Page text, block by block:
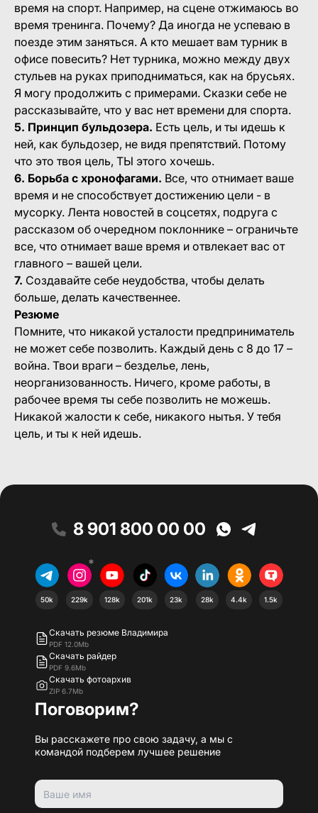
время на спорт. Например, на сцене отжимаюсь во
время тренинга. Почему? Да иногда не успеваю в
поезде этим заняться. А кто мешает вам турник в
офисе повесить? Нет турника, можно между двух
стульев на руках приподниматься, как на брусьях.
Я могу продолжить с примерами. Сказки себе не
рассказывайте, что у вас нет времени для спорта.
5. Принцип бульдозера. Есть цель, и ты идешь к
ней, как бульдозер, не видя препятствий. Потому
что это твоя цель, ТЫ этого хочешь.
6. Борьба с хронофагами. Все, что отнимает ваше
время и не способствует достижению цели - в
мусорку. Лента новостей в соцсетях, подруга с
рассказом об очередном поклоннике – ограничьте
все, что отнимает ваше время и отвлекает вас от
главного – вашей цели.
7. Создавайте себе неудобства, чтобы делать
больше, делать качественнее.
Резюме
Помните, что никакой усталости предприниматель
не может себе позволить. Каждый день с 8 до 17 –
война. Твои враги – безделье, лень,
неорганизованность. Ничего, кроме работы, в
рабочее время ты себе позволить не можешь.
Никакой жалости к себе, никакого нытья. У тебя
цель, и ты к ней идешь.
8 901 800 00 00
50k
*
229k 128k 201k 23k 28k 4.4k 1.5k
Скачать резюме Владимира
PDF 12.0Mb
Скачать райдер
PDF 9.6Mb
Скачать фотоархив
ZIP 6.7Mb
Поговорим?
Вы расскажете про свою задачу, а мы с
командой подберем лучшее решение